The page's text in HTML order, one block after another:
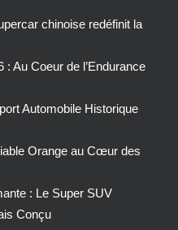
chinoise redéfinit la
Au Coeur de l’Endurance
Automobile Historique
Orange au Cœur des
: Le Super SUV
Conçu